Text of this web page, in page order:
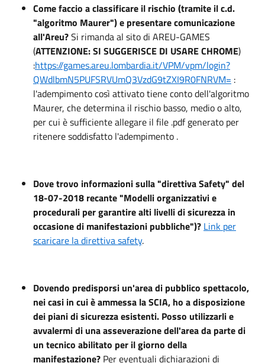
Come faccio a classificare il rischio (tramite il c.d.
"algoritmo Maurer") e presentare comunicazione
all'Areu?Si rimanda al sito di AREU-GAMES
(ATTENZIONE: SI SUGGERISCE DI USARE CHROME)
:https://games.areu.lombardia.it/VPM/vpm/login?
QWdlbmN5PUFSRVUmQ3VzdG9tZXI9R0FNRVM= :
l'adempimento così attivato tiene conto dell'algoritmo
Maurer, che determina il rischio basso, medio o alto,
per cui è sufficiente allegare il file .pdf generato per
ritenere soddisfatto l'adempimento .
Dove trovo informazioni sulla "direttiva Safety" del
18-07-2018 recante "Modelli organizzativi e
procedurali per garantire alti livelli di sicurezza in
occasione di manifestazioni pubbliche")? Link per
scaricare la direttiva safety.
Dovendo predisporsi un'area di pubblico spettacolo,
nei casi in cui è ammessa la SCIA, ho a disposizione
dei piani di sicurezza esistenti. Posso utilizzarli e
avvalermi di una asseverazione dell'area da parte di
un tecnico abilitato per il giorno della
manifestazione? Per eventuali dichiarazioni di